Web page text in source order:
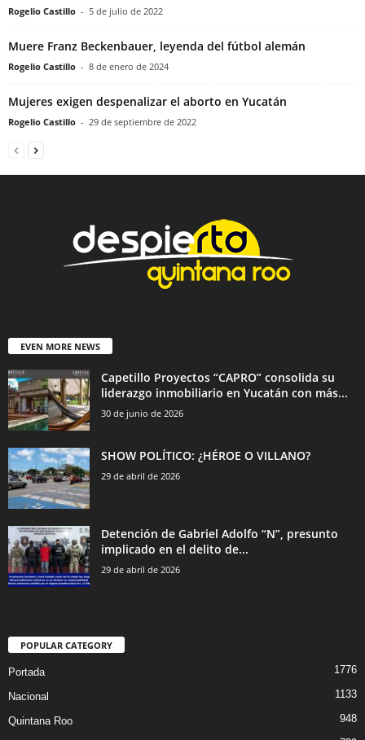
Rogelio Castillo - 5 de julio de 2022
Muere Franz Beckenbauer, leyenda del fútbol alemán
Rogelio Castillo - 8 de enero de 2024
Mujeres exigen despenalizar el aborto en Yucatán
Rogelio Castillo - 29 de septiembre de 2022
EVEN MORE NEWS
Capetillo Proyectos “CAPRO” consolida su
liderazgo inmobiliario en Yucatán con más...
30 de junio de 2026
SHOW POLÍTICO: ¿HÉROE O VILLANO?
29 de abril de 2026
Detención de Gabriel Adolfo “N”, presunto
implicado en el delito de...
29 de abril de 2026
POPULAR CATEGORY
Portada 1776
Nacional 1133
Quintana Roo 948